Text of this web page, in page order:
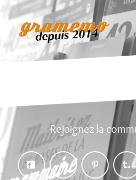
Rejoignez la